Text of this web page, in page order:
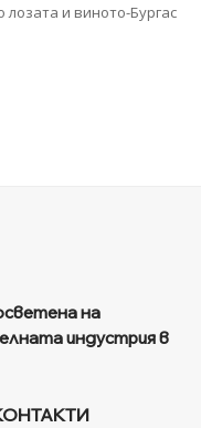
и виното-Бургас
на
индустрия в